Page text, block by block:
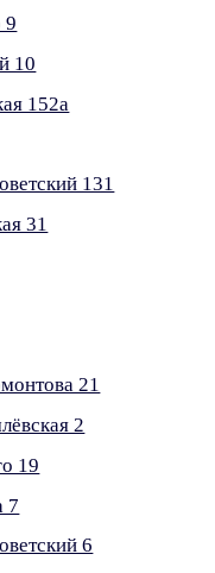
9
10
152а
131
31
21
2
19
7
6